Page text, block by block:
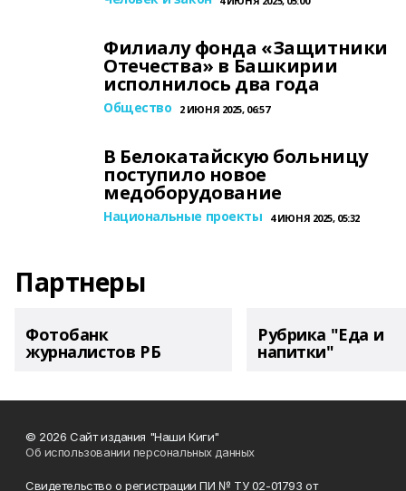
Филиалу фонда «Защитники
Отечества» в Башкирии
исполнилось два года
Общество 2 ИЮНЯ 2025, 06:57
В Белокатайскую больницу
поступило новое
медоборудование
Национальные проекты 4 ИЮНЯ 2025, 05:32
Партнеры
Фотобанк
журналистов РБ
Рубрика "Еда и
напитки"
© 2026 Сайт издания "Наши Киги"
Об использовании персональных данных
Свидетельство о регистрации ПИ № ТУ 02-01793 от